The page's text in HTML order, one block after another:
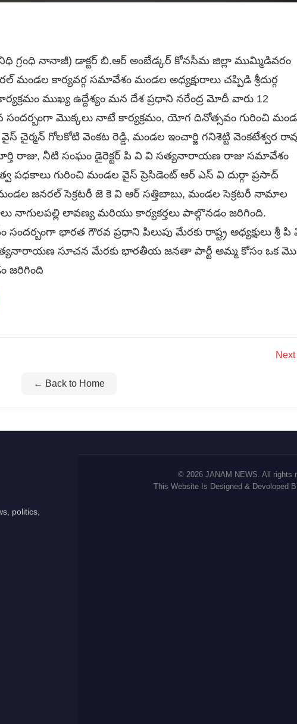
గ్రంధి నానాజీ) డాక్టర్ బి.ఆర్ అంబేడ్కర్ కోనసీమ జిల్లా ముమ్మిడివరం
కార్యవర్గ సమావేశం మండల అధ్యక్షురాలు చప్పిడి శ్రీదుర్గ
ముఖ్య ఉద్దేశ్యం మన దేశ ప్రధాని నరేంద్ర మోదీ వారు 12
మొక్కలు నాటే కార్యక్రమం, యోగ దినోత్సవం గురించి
చైర్మన్ గోలకోటి వెంకట రెడ్డి, మండల ఇంచార్జి గనిశెట్టి వెంకటేశ్వర
రాజు, నీటి సంఘం డైరెక్టర్ పి వి వి సత్యనారాయణ రాజు సమావేశం
పధకాలు గురించి మండల వైస్ ప్రెసిడెంట్ ఆర్ ఎస్ వి దుర్గా ప్రసాద్
జనరల్ సెక్రటరీ జె కె వి ఆర్ సత్తిబాబు, మండల సెక్రటరీ నామాల
నాగులపల్లి లావణ్య మరియు కార్యకర్తలు పాల్గొనడం జరిగింది.
భారత గౌరవ ప్రధాని పిలుపు మేరకు రాష్ట్ర అధ్యక్షులు శ్రీ పి
సూచన మేరకు భారతీయ జనతా పార్టీ అమ్మ కోసం ఒక
జరిగింది
← Back to Home
politics,
© 2026 JANAM NEWS. All rights
This Website Is Designed & Devoloped